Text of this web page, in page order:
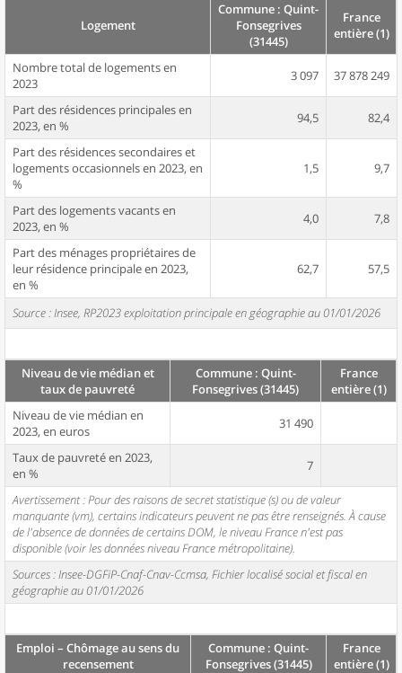
Logement
Commune : Quint-
Fonsegrives
(31445)
France
entière (1)
Nombre total de logements en
2023
3 097 37 878 249
Part des résidences principales en
2023, en %
94,5 82,4
Part des résidences secondaires et
logements occasionnels en 2023, en
%
1,5 9,7
Part des logements vacants en
2023, en %
4,0 7,8
Part des ménages propriétaires de
leur résidence principale en 2023,
en %
62,7 57,5
Source : Insee, RP2023 exploitation principale en géographie au 01/01/2026
Niveau de vie médian et
taux de pauvreté
Commune : Quint-
Fonsegrives (31445)
France
entière (1)
Niveau de vie médian en
2023, en euros
31 490
Taux de pauvreté en 2023,
en %
7
Avertissement : Pour des raisons de secret statistique (s) ou de valeur
manquante (vm), certains indicateurs peuvent ne pas être renseignés. À cause
de l'absence de données de certains DOM, le niveau France n'est pas
disponible (voir les données niveau France métropolitaine).
Sources : Insee-DGFiP-Cnaf-Cnav-Ccmsa, Fichier localisé social et fiscal en
géographie au 01/01/2026
Emploi – Chômage au sens du
recensement
Commune : Quint-
Fonsegrives (31445)
France
entière (1)